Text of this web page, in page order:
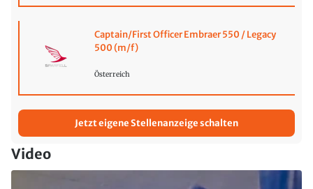
Captain/First Officer Embraer 550 / Legacy
500 (m/f)
Österreich
Jetzt eigene Stellenanzeige schalten
Video